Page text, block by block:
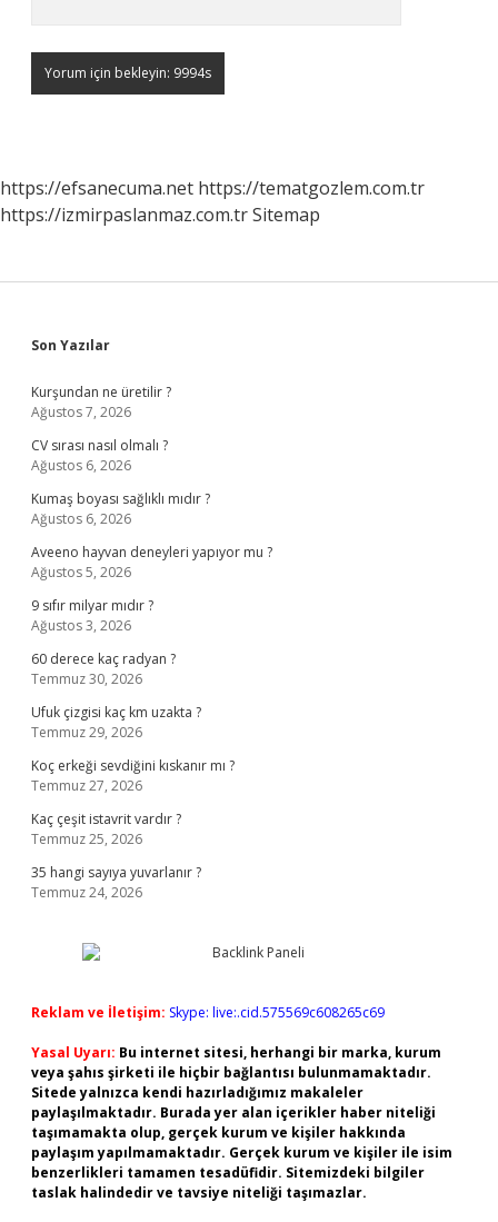
https://efsanecuma.net https://tematgozlem.com.tr
https://izmirpaslanmaz.com.trSitemap
Sidebar
Son Yazılar
Kurşundan ne üretilir ?
Ağustos 7, 2026
CV sırası nasıl olmalı ?
Ağustos 6, 2026
Kumaş boyası sağlıklı mıdır ?
Ağustos 6, 2026
Aveeno hayvan deneyleri yapıyor mu ?
Ağustos 5, 2026
9 sıfır milyar mıdır ?
Ağustos 3, 2026
60 derece kaç radyan ?
Temmuz 30, 2026
Ufuk çizgisi kaç km uzakta ?
Temmuz 29, 2026
Koç erkeği sevdiğini kıskanır mı ?
Temmuz 27, 2026
Kaç çeşit istavrit vardır ?
Temmuz 25, 2026
35 hangi sayıya yuvarlanır ?
Temmuz 24, 2026
Reklam ve İletişim: Skype: live:.cid.575569c608265c69
Yasal Uyarı: Bu internet sitesi, herhangi bir marka, kurum
veya şahıs şirketi ile hiçbir bağlantısı bulunmamaktadır.
Sitede yalnızca kendi hazırladığımız makaleler
paylaşılmaktadır. Burada yer alan içerikler haber niteliği
taşımamakta olup, gerçek kurum ve kişiler hakkında
paylaşım yapılmamaktadır. Gerçek kurum ve kişiler ile isim
benzerlikleri tamamen tesadüfidir. Sitemizdeki bilgiler
taslak halindedir ve tavsiye niteliği taşımazlar.